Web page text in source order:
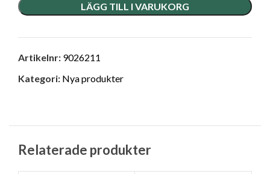
LÄGG TILL I VARUKORG
Artikelnr: 9026211
Kategori: Nya produkter
Relaterade produkter